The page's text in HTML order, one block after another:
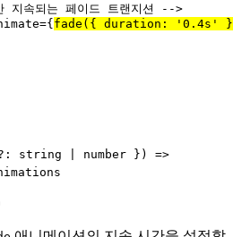
속되는 페이드 트랜지션 -->
={ fade ( { duration: ' 0.4s ' }
string | number }) =>